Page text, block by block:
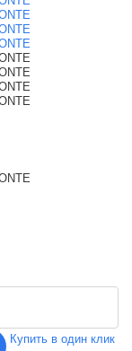
Купить в один клик